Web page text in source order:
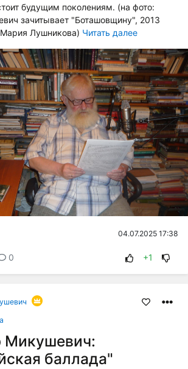
будущим поколениям. (на фото:
зачитывает "Боташовщину", 2013
Мария Лушникова) Читать далее
04.07.2025 17:38
0 +1
Микушевич:
баллада"